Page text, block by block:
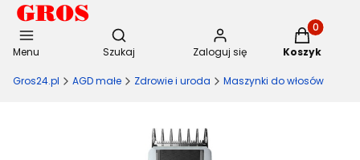
Menu
Otwórz wyszukiwarkę
Szukaj Zaloguj się
Produkty
Koszyk
Gros24.pl AGD małe Zdrowie i uroda Maszynki do włosów